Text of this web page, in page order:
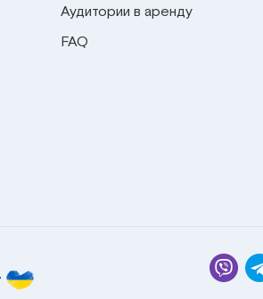
Аудитории в аренду
FAQ